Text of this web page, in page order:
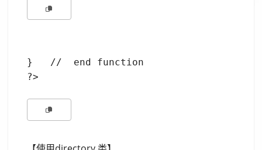
}   //  end function
?>